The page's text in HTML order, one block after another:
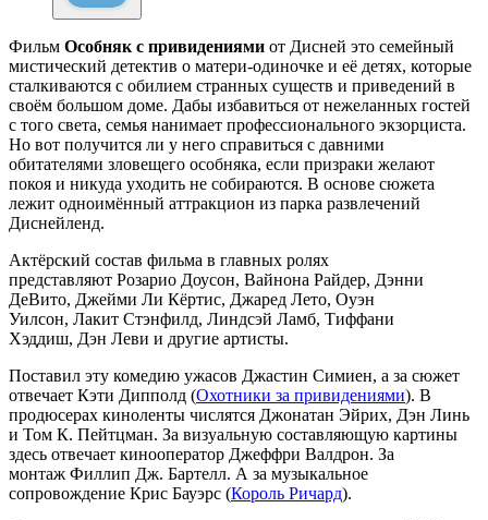
Фильм Особняк с привидениями от Дисней это семейный
мистический детектив о матери-одиночке и её детях, которые
сталкиваются с обилием странных существ и приведений в
своём большом доме. Дабы избавиться от нежеланных гостей
с того света, семья нанимает профессионального экзорциста.
Но вот получится ли у него справиться с давними
обитателями зловещего особняка, если призраки желают
покоя и никуда уходить не собираются. В основе сюжета
лежит одноимённый аттракцион из парка развлечений
Диснейленд.
Актёрский состав фильма в главных ролях
представляют Розарио Доусон, Вайнона Райдер, Дэнни
ДеВито, Джейми Ли Кёртис, Джаред Лето, Оуэн
Уилсон, Лакит Стэнфилд, Линдсэй Ламб, Тиффани
Хэддиш, Дэн Леви и другие артисты.
Поставил эту комедию ужасов Джастин Симиен, а за сюжет
отвечает Кэти Дипполд (Охотники за привидениями). В
продюсерах киноленты числятся Джонатан Эйрих, Дэн Линь
и Том К. Пейтцман. За визуальную составляющую картины
здесь отвечает кинооператор Джеффри Валдрон. За
монтаж Филлип Дж. Бартелл. А за музыкальное
сопровождение Крис Бауэрс (Король Ричард).